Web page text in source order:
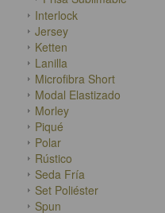
Interlock
Jersey
Ketten
Lanilla
Microfibra Short
Modal Elastizado
Morley
Piqué
Polar
Rústico
Seda Fría
Set Poliéster
Spun